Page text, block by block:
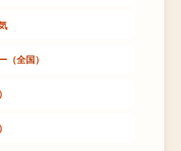
（全国）